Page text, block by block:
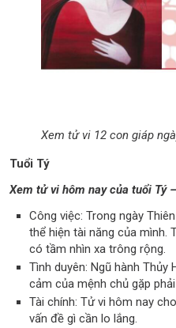
Xem tử vi 12 con giáp
Tuổi Tý
Xem tử vi hôm nay của tuổi Tý –
Công việc: Trong ngày
thể hiện tài năng của mình.
có tầm nhìn xa trông rộng.
Tình duyên: Ngũ hành Thủy
cảm của mệnh chủ gặp
Tài chính: Tử vi hôm nay
vấn đề gì cần lo lắng.